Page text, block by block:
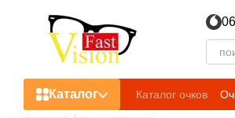
Каталог Каталог очков